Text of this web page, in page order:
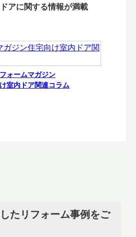
アに関する情報が満載
ォームマガジン
室内ドア関連コラム
たリフォーム事例をご